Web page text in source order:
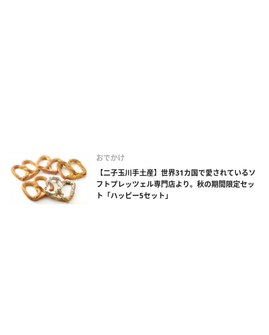
おでかけ
【二子玉川手土産】世界31カ国で愛されているソ
フトプレッツェル専門店より。秋の期間限定セッ
ト「ハッピー5セット」